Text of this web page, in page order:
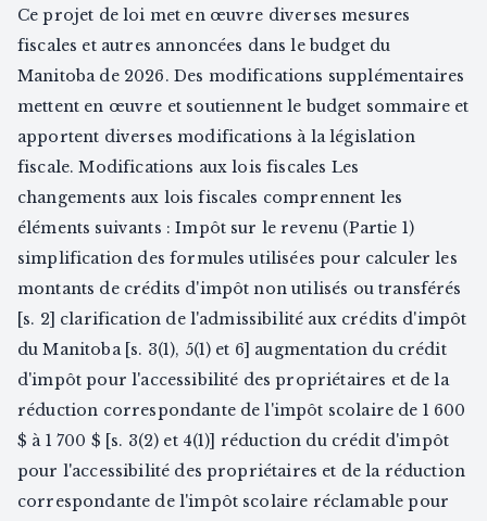
Ce projet de loi met en œuvre diverses mesures
fiscales et autres annoncées dans le budget du
Manitoba de 2026. Des modifications supplémentaires
mettent en œuvre et soutiennent le budget sommaire et
apportent diverses modifications à la législation
fiscale. Modifications aux lois fiscales Les
changements aux lois fiscales comprennent les
éléments suivants : Impôt sur le revenu (Partie 1)
simplification des formules utilisées pour calculer les
montants de crédits d'impôt non utilisés ou transférés
[s. 2] clarification de l'admissibilité aux crédits d'impôt
du Manitoba [s. 3(1), 5(1) et 6] augmentation du crédit
d'impôt pour l'accessibilité des propriétaires et de la
réduction correspondante de l'impôt scolaire de 1 600
$ à 1 700 $ [s. 3(2) et 4(1)] réduction du crédit d'impôt
pour l'accessibilité des propriétaires et de la réduction
correspondante de l'impôt scolaire réclamable pour